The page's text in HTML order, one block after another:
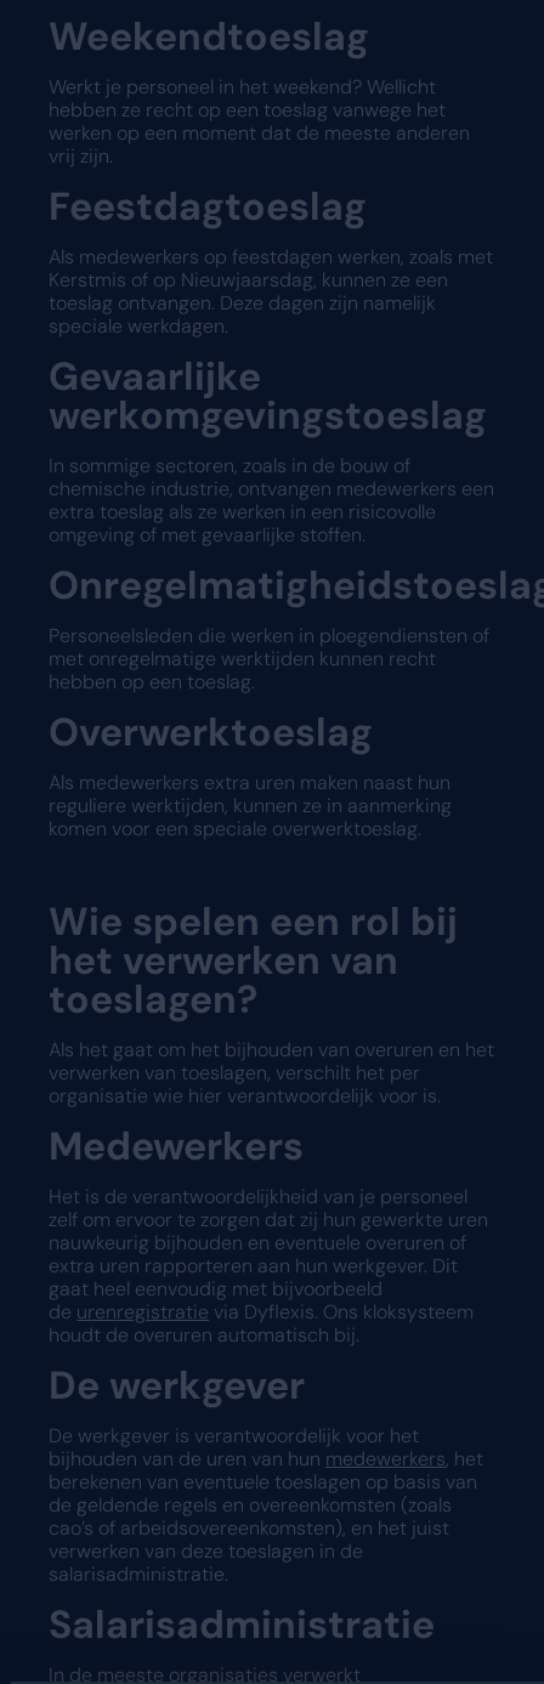
Weekendtoeslag
Werkt je personeel in het weekend? Wellicht
hebben ze recht op een toeslag vanwege het
werken op een moment dat de meeste anderen
vrij zijn.
Feestdagtoeslag
Als medewerkers op feestdagen werken, zoals met
Kerstmis of op Nieuwjaarsdag, kunnen ze een
toeslag ontvangen. Deze dagen zijn namelijk
speciale werkdagen.
Gevaarlijke
werkomgevingstoeslag
In sommige sectoren, zoals in de bouw of
chemische industrie, ontvangen medewerkers een
extra toeslag als ze werken in een risicovolle
omgeving of met gevaarlijke stoffen.
Personeelsleden die werken in ploegendiensten of
met onregelmatige werktijden kunnen recht
hebben op een toeslag.
Overwerktoeslag
Als medewerkers extra uren maken naast hun
reguliere werktijden, kunnen ze in aanmerking
komen voor een speciale overwerktoeslag.
Wie spelen een rol bij
het verwerken van
toeslagen?
Als het gaat om het bijhouden van overuren en het
verwerken van toeslagen, verschilt het per
organisatie wie hier verantwoordelijk voor is.
Medewerkers
Het is de verantwoordelijkheid van je personeel
zelf om ervoor te zorgen dat zij hun gewerkte uren
nauwkeurig bijhouden en eventuele overuren of
extra uren rapporteren aan hun werkgever. Dit
gaat heel eenvoudig met bijvoorbeeld
de urenregistratie via Dyflexis. Ons kloksysteem
houdt de overuren automatisch bij.
De werkgever
De werkgever is verantwoordelijk voor het
bijhouden van de uren van hun medewerkers, het
berekenen van eventuele toeslagen op basis van
de geldende regels en overeenkomsten (zoals
cao’s of arbeidsovereenkomsten), en het juist
verwerken van deze toeslagen in de
salarisadministratie.
Salarisadministratie
In de meeste organisaties verwerkt